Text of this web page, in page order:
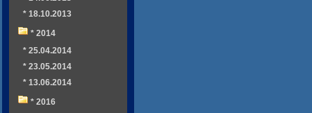
* 18.10.2013
* 2014
* 25.04.2014
* 23.05.2014
* 13.06.2014
* 2016